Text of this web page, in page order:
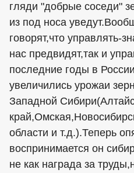
гляди "добрые соседи"
из под носа
говорят,что управлять-
нас предвидят,так и
последние годы в
увеличились урожаи
Западной
области и т.д.).Теперь
воспринимается он
не как награда за